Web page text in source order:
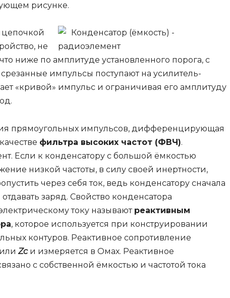
рисунке.
не
ниже по амплитуде установленного порога, с
импульсы поступают на усилитель-
«кривой» импульс и ограничивая его амплитуду
прямоугольных импульсов, дифференцирующая
фильтра высоких частот (ФВЧ).
Если к конденсатору с большой ёмкостью
низкой частоты, в силу своей инертности,
через себя ток, ведь конденсатору сначала
заряд. Свойство конденсатора
току называют реактивным
, которое используется при конструировании
контуров. Реактивное сопротивление
Zcи измеряется в Омах. Реактивное
с собственной ёмкостью и частотой тока